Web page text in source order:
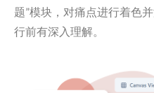
题”模块，对痛点进行着色
行前有深入理解。